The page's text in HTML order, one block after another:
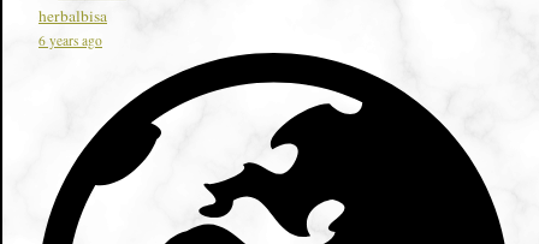
herbalbisa
6 years ago